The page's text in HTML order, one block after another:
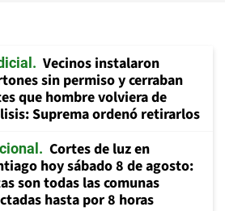
Vecinos instalaron
sin permiso y cerraban
que hombre volviera de
Suprema ordenó retirarlos
Cortes de luz en
hoy sábado 8 de agosto:
son todas las comunas
hasta por 8 horas